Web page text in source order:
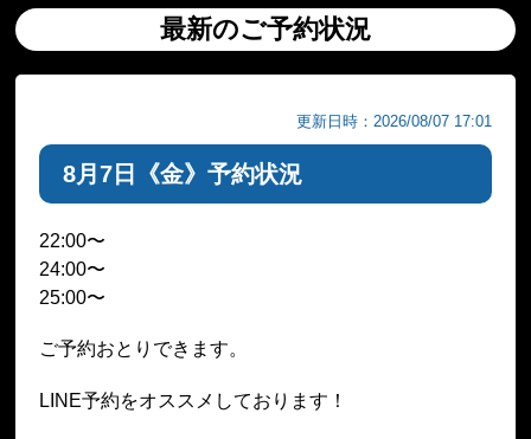
最新のご予約状況
更新日時：2026/08/07 17:01
8月7日《金》予約状況
22:00〜
24:00〜
25:00〜
ご予約おとりできます。
LINE予約をオススメしております！